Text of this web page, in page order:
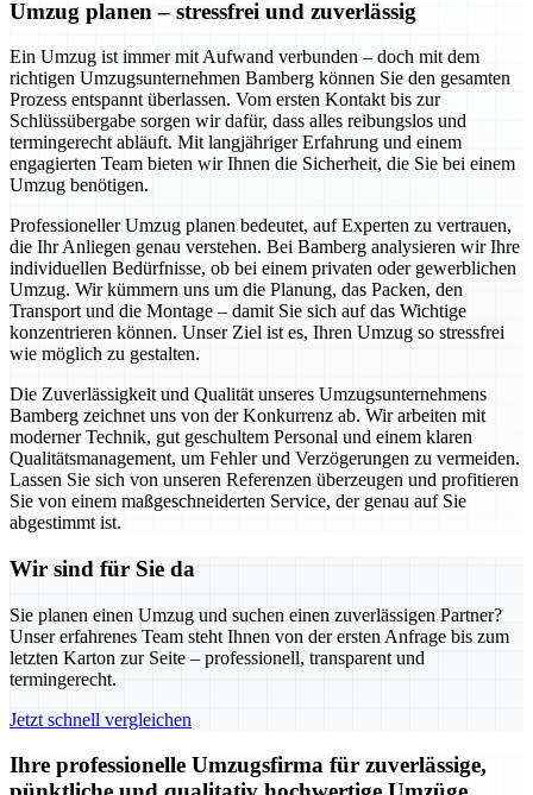
Umzug planen – stressfrei und zuverlässig
Ein Umzug ist immer mit Aufwand verbunden – doch mit dem
richtigen Umzugsunternehmen Bamberg können Sie den gesamten
Prozess entspannt überlassen. Vom ersten Kontakt bis zur
Schlüssübergabe sorgen wir dafür, dass alles reibungslos und
termingerecht abläuft. Mit langjähriger Erfahrung und einem
engagierten Team bieten wir Ihnen die Sicherheit, die Sie bei einem
Umzug benötigen.
Professioneller Umzug planen bedeutet, auf Experten zu vertrauen,
die Ihr Anliegen genau verstehen. Bei Bamberg analysieren wir Ihre
individuellen Bedürfnisse, ob bei einem privaten oder gewerblichen
Umzug. Wir kümmern uns um die Planung, das Packen, den
Transport und die Montage – damit Sie sich auf das Wichtige
konzentrieren können. Unser Ziel ist es, Ihren Umzug so stressfrei
wie möglich zu gestalten.
Die Zuverlässigkeit und Qualität unseres Umzugsunternehmens
Bamberg zeichnet uns von der Konkurrenz ab. Wir arbeiten mit
moderner Technik, gut geschultem Personal und einem klaren
Qualitätsmanagement, um Fehler und Verzögerungen zu vermeiden.
Lassen Sie sich von unseren Referenzen überzeugen und profitieren
Sie von einem maßgeschneiderten Service, der genau auf Sie
abgestimmt ist.
Wir sind für Sie da
Sie planen einen Umzug und suchen einen zuverlässigen Partner?
Unser erfahrenes Team steht Ihnen von der ersten Anfrage bis zum
letzten Karton zur Seite – professionell, transparent und
termingerecht.
Jetzt schnell vergleichen
Ihre professionelle Umzugsfirma für zuverlässige,